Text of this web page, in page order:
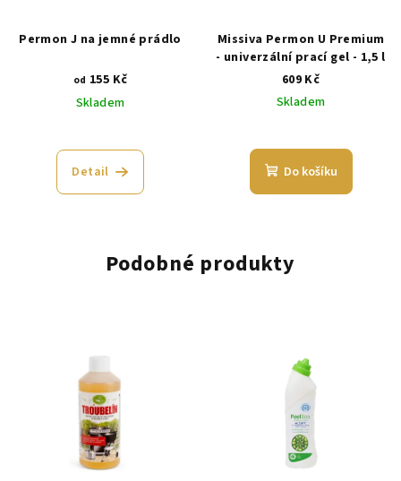
Permon J na jemné prádlo
od 155 Kč
Skladem
Detail
Missiva Permon U Premium
- univerzální prací gel - 1,5 l
609 Kč
Skladem
Do košíku
Podobné produkty